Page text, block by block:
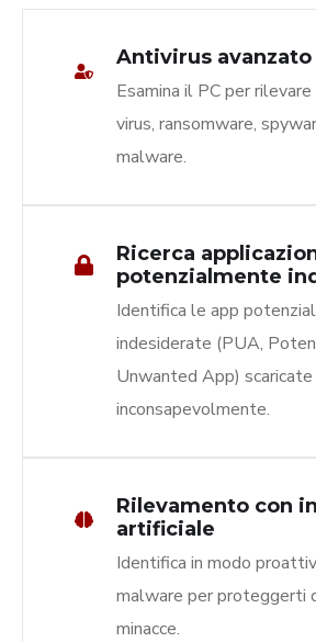
Antivirus avanzato
Esamina il PC per
virus, ransomware,
malware.
Ricerca
potenzialmente
Identifica le app
indesiderate (PUA,
Unwanted App) scaricate
inconsapevolmente.
Rilevamento con
artificiale
Identifica in modo
malware per proteggerti
minacce.